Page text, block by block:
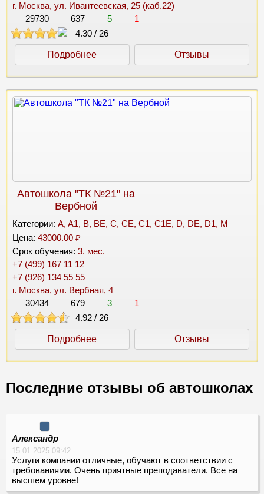
г. Москва, ул. Ивантеевская, 25 (каб.22)
29730
637 5
1
4.30 / 26
Подробнее Отзывы
Автошкола "ТК №21" на
Вербной
Категории: A, A1, B, BE, C, CE, C1, C1E, D, DE, D1, M
Цена: 43000.00 ₽
Срок обучения: 3. мес.
+7 (499) 167 11 12
+7 (926) 134 55 55
г. Москва, ул. Вербная, 4
30434
679 3
1
4.92 / 26
Подробнее Отзывы
Последние отзывы об автошколах
Александр
15.01.2025 09:42
Услуги компании отличные, обучают в соответствии с
требованиями. Очень приятные преподаватели. Все на
высшем уровне!